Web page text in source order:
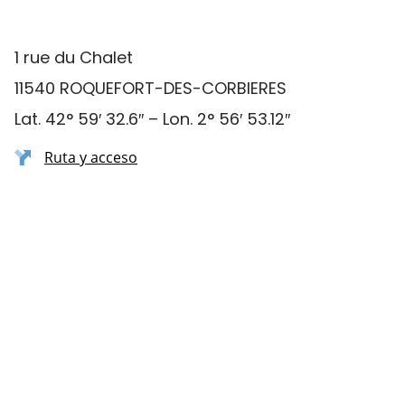
1 rue du Chalet
11540 ROQUEFORT-DES-CORBIERES
Lat. 42° 59′ 32.6″ – Lon. 2° 56′ 53.12″
Ruta y acceso